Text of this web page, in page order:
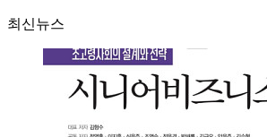
최신뉴스